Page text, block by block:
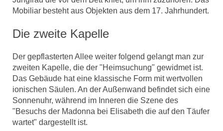
Mobiliar besteht aus Objekten aus dem 17. Jahrhundert.
Die zweite Kapelle
Der gepflasterten Allee weiter folgend gelangt man zur
zweiten Kapelle, die der "Heimsuchung" gewidmet ist.
Das Gebäude hat eine klassische Form mit wertvollen
ionischen Säulen. An der Außenwand befindet sich eine
Sonnenuhr, während im Inneren die Szene des
"Besuchs der Madonna bei Elisabeth die auf den Täufer
wartet" dargestellt ist.